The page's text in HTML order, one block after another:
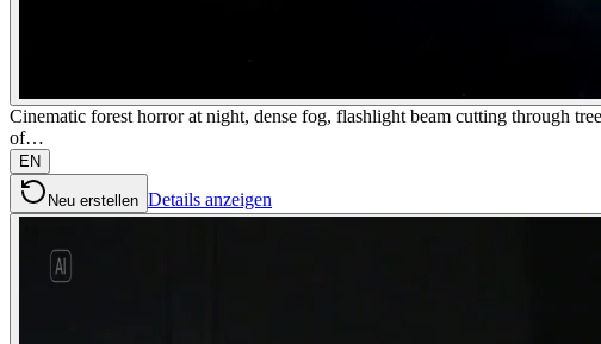
Cinematic forest horror at night, dense fog, flashlight beam cutting through
of…
EN
Neu erstellen Details anzeigen